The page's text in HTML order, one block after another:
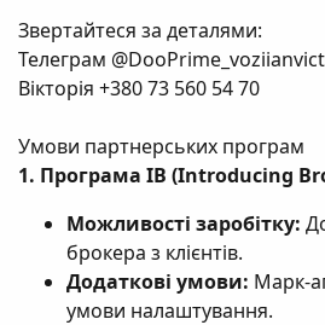
н
н
я
Звертайтеся за деталями:
Телеграм
Вікторія +380 73 560 54 70
Умови партнерських програм
1. Програма IB (Introducing
Можливості заробітку:
брокера з клієнтів.
Додаткові умови: Марк-
умови налаштування.